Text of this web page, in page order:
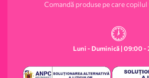
Comandă produse pe care copilul
Luni - Duminică | 09:00 -